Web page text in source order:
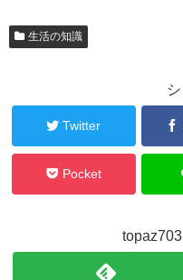
生活の知識
Twitter
Pocket